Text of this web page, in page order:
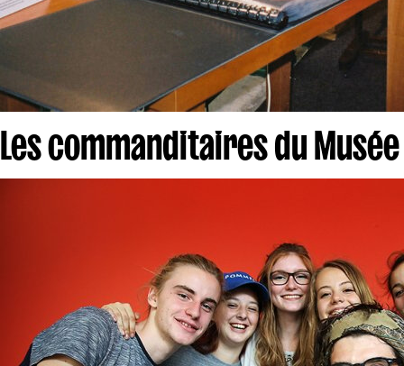
Les commanditaires du